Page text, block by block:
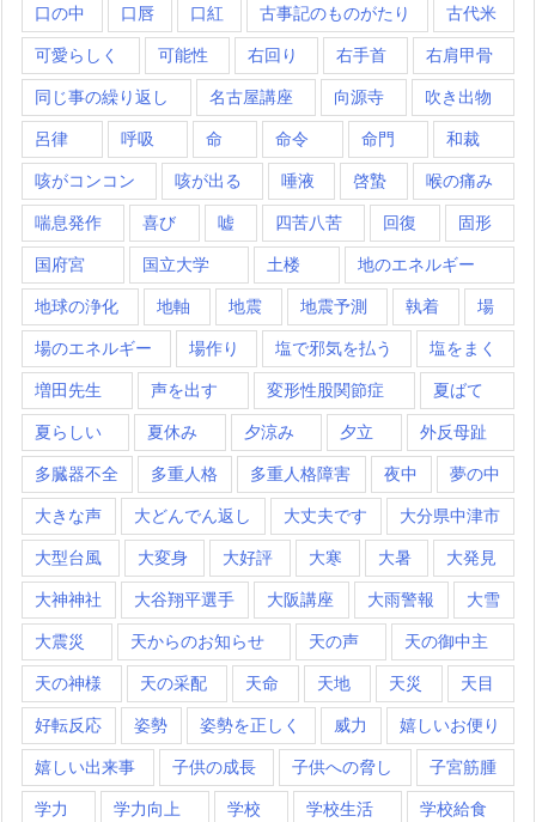
口の中 口唇 口紅 古事記のものがたり 古代米
可愛らしく 可能性 右回り 右手首 右肩甲骨
同じ事の繰り返し 名古屋講座 向源寺 吹き出物
呂律 呼吸 命 命令 命門 和裁
咳がコンコン 咳が出る 唾液 啓蟄 喉の痛み
喘息発作 喜び 嘘 四苦八苦 回復 固形
国府宮 国立大学 土楼 地のエネルギー
地球の浄化 地軸 地震 地震予測 執着 場
場のエネルギー 場作り 塩で邪気を払う 塩をまく
増田先生 声を出す 変形性股関節症 夏ばて
夏らしい 夏休み 夕涼み 夕立 外反母趾
多臓器不全 多重人格 多重人格障害 夜中 夢の中
大きな声 大どんでん返し 大丈夫です 大分県中津市
大型台風 大変身 大好評 大寒 大暑 大発見
大神神社 大谷翔平選手 大阪講座 大雨警報 大雪
大震災 天からのお知らせ 天の声 天の御中主
天の神様 天の采配 天命 天地 天災 天目
好転反応 姿勢 姿勢を正しく 威力 嬉しいお便り
嬉しい出来事 子供の成長 子供への脅し 子宮筋腫
学力 学力向上 学校 学校生活 学校給食